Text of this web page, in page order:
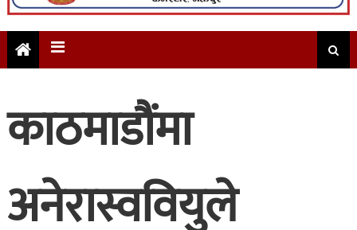
काठमाडौंमा
अनेरास्ववियुले